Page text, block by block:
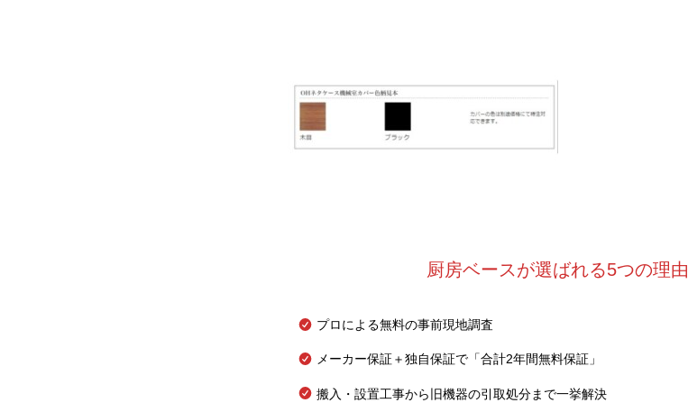
厨房ベースが選ばれる5つの理由
プロによる無料の事前現地調査
メーカー保証＋独自保証で「合計2年間無料保証」
搬入・設置工事から旧機器の引取処分まで一挙解決